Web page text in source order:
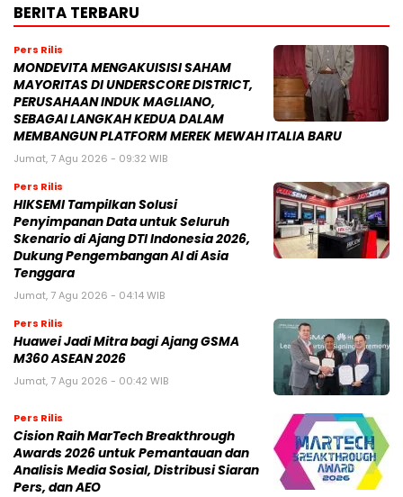
BERITA TERBARU
Pers Rilis
MONDEVITA MENGAKUISISI SAHAM
MAYORITAS DI UNDERSCORE DISTRICT,
PERUSAHAAN INDUK MAGLIANO,
SEBAGAI LANGKAH KEDUA DALAM
MEMBANGUN PLATFORM MEREK MEWAH ITALIA BARU
Jumat, 7 Agu 2026 - 09:32 WIB
Pers Rilis
HIKSEMI Tampilkan Solusi
Penyimpanan Data untuk Seluruh
Skenario di Ajang DTI Indonesia 2026,
Dukung Pengembangan AI di Asia
Tenggara
Jumat, 7 Agu 2026 - 04:14 WIB
Pers Rilis
Huawei Jadi Mitra bagi Ajang GSMA
M360 ASEAN 2026
Jumat, 7 Agu 2026 - 00:42 WIB
Pers Rilis
Cision Raih MarTech Breakthrough
Awards 2026 untuk Pemantauan dan
Analisis Media Sosial, Distribusi Siaran
Pers, dan AEO